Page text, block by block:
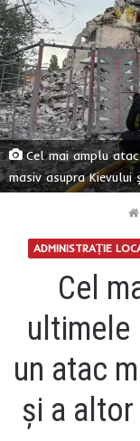
Cel mai amplu
masiv asupra
ADMINISTRAȚIE
Cel
ultimele
un atac
și a altor